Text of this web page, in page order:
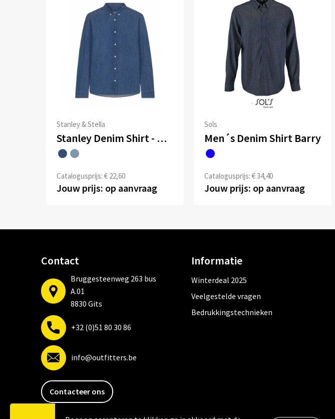
Stanley & Stella
Stanley Denim Shirt - Het heren overhemd van denim
Catalogusprijs: € 22,60
Jouw prijs: op aanvraag
Sols
Men´s Denim Shirt Barry
Catalogusprijs: € 34,40
Jouw prijs: op aanvraag
Contact
Bruggesteenweg 263 bus
A.01
8830 Gits
+32 (0)51 80 30 86
info@outfitters.be
Contacteer ons
Informatie
Winterdeal 2025
Veelgestelde vragen
Bedrukkingstechnieken